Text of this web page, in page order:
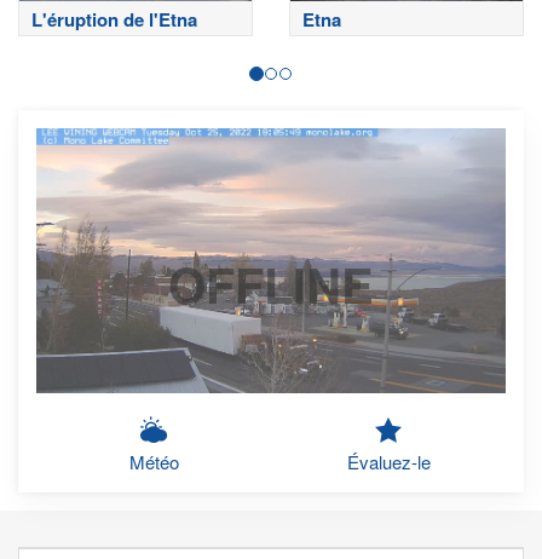
L'éruption de l'Etna Etna
OFFLINE
Météo Évaluez-le